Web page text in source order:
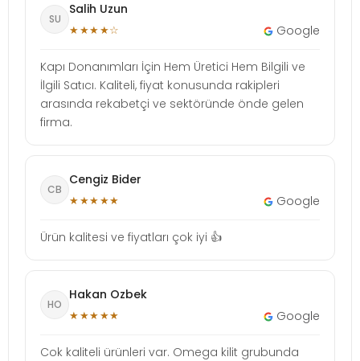
SU
Salih Uzun
★★★★☆ Google
Kapı Donanımları İçin Hem Üretici Hem Bilgili ve
İlgili Satıcı. Kaliteli, fiyat konusunda rakipleri
arasında rekabetçi ve sektöründe önde gelen
firma.
CB
Cengiz Bider
★★★★★ Google
Ürün kalitesi ve fiyatları çok iyi 👍
HO
Hakan Ozbek
★★★★★ Google
Cok kaliteli ürünleri var. Omega kilit grubunda